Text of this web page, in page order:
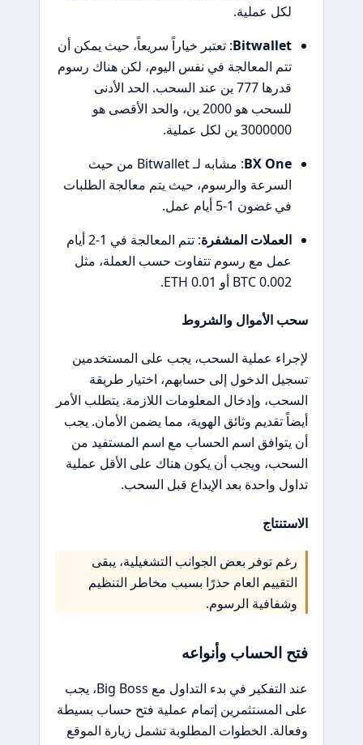
لكل عملية.
Bitwallet: تعتبر خياراً سريعاً، حيث يمكن أن
تتم المعالجة في نفس اليوم، لكن هناك رسوم
قدرها 777 ين عند السحب. الحد الأدنى
للسحب هو 2000 ين، والحد الأقصى هو
3000000 ين لكل عملية.
BX One
: مشابه لـ Bitwallet من حيث
السرعة والرسوم، حيث يتم معالجة الطلبات
في غضون 1-5 أيام عمل.
العملات المشفرة
: تتم المعالجة في 1-2 أيام
عمل مع رسوم تتفاوت حسب العملة، مثل
0.002 BTC أو 0.01 ETH.
سحب الأموال والشروط
لإجراء عملية السحب، يجب على المستخدمين
تسجيل الدخول إلى حسابهم، اختيار طريقة
السحب، وإدخال المعلومات اللازمة. يتطلب الأمر
أيضاً تقديم وثائق الهوية، مما يضمن الأمان. يجب
أن يتوافق اسم الحساب مع اسم المستفيد من
السحب، ويجب أن يكون هناك على الأقل عملية
تداول واحدة بعد الإيداع قبل السحب.
الاستنتاج
رغم توفر بعض الجوانب التشغيلية، يبقى
التقييم العام حذرًا بسبب مخاطر التنظيم
وشفافية الرسوم.
فتح الحساب وأنواعه
عند التفكير في بدء التداول مع Big Boss، يجب
على المستثمرين إتمام عملية فتح حساب بسيطة
وفعالة. الخطوات المطلوبة تشمل زيارة الموقع